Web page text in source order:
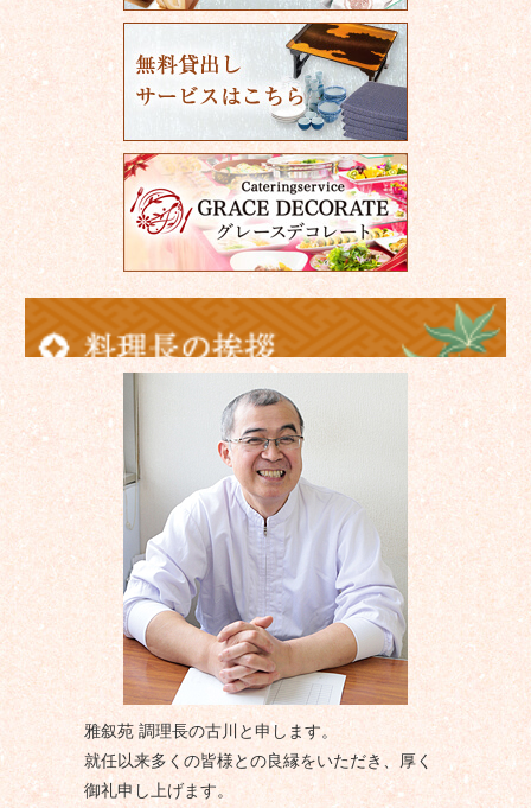
雅叙苑 調理長の古川と申します。
就任以来多くの皆様との良縁をいただき、厚く
御礼申し上げます。